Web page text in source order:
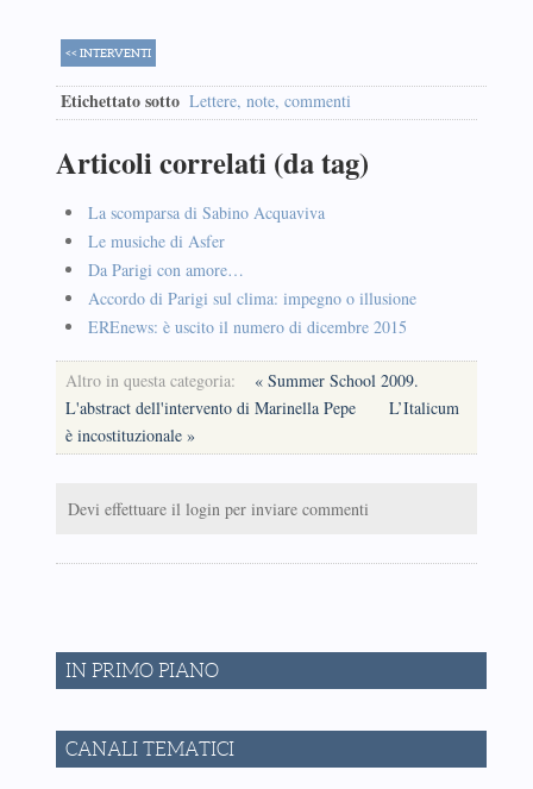
<< INTERVENTI
Etichettato sotto Lettere, note, commenti
Articoli correlati (da tag)
La scomparsa di Sabino Acquaviva
Le musiche di Asfer
Da Parigi con amore…
Accordo di Parigi sul clima: impegno o illusione
EREnews: è uscito il numero di dicembre 2015
Altro in questa categoria:
« Summer School 2009.
L'abstract dell'intervento di Marinella Pepe
L’Italicum
è incostituzionale »
Devi effettuare il login per inviare commenti
IN PRIMO PIANO
CANALI TEMATICI